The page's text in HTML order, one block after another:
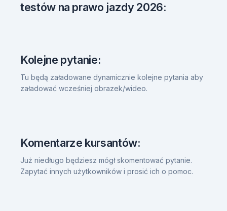
testów na prawo jazdy 2026:
Kolejne pytanie:
Tu będą załadowane dynamicznie kolejne pytania aby
załadować wcześniej obrazek/wideo.
Komentarze kursantów:
Już niedługo będziesz mógł skomentować pytanie.
Zapytać innych użytkowników i prosić ich o pomoc.